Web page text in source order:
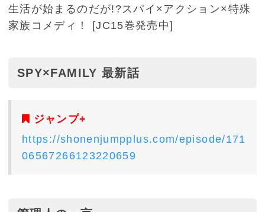
生活が始まるのだが!?スパイ×アクション×特殊
家族コメディ！ [JC15巻発売中]
SPY×FAMILY 最新話
ジャンプ+
https://shonenjumpplus.com/episode/171
06567266123220659